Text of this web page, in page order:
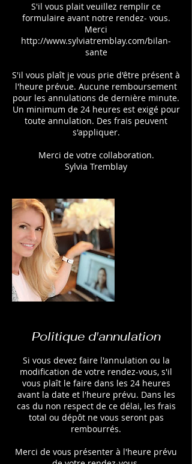
S'il vous plait veuillez remplir ce
formulaire avant notre rendez- vous.
Merci
http://www.sylviatremblay.com/bilan-
sante
S'il vous plaît je vous prie d'être présent à
l'heure prévue. Aucune remboursement
pour les annulations de dernière minute.
Un minimum de 24 heures est exigé pour
toute annulation. Des frais peuvent
s'appliquer.
Merci de votre collaboration.
Sylvia Tremblay
Politique d'annulation
Si vous devez faire l'annulation ou la
modification de votre rendez-vous, s'il
vous plaît le faire dans les 24 heures
avant la date et l'heure prévu. Dans les
cas du non respect de ce délai, les frais
total ou dépôt ne vous seront pas
rembourrés.
Merci de vous présenter à l'heure prévu